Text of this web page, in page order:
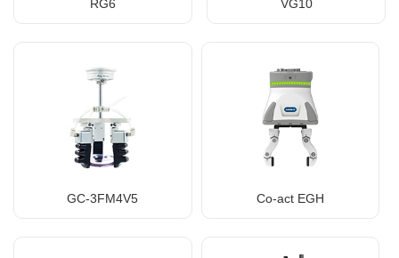
RG6 VG10
GC-3FM4V5 Co-act EGH